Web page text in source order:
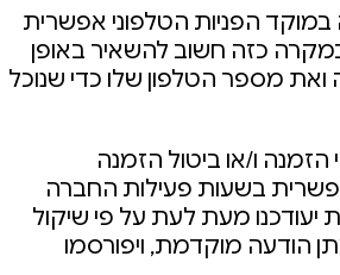
הפניות הטלפוני אפשרית
כזה חשוב להשאיר באופן
ואת מספר הטלפון שלו כדי שנוכל
הזמנה ו/או ביטול הזמנה
בשעות פעילות החברה
יעודכנו מעת לעת על פי שיקול
הודעה מוקדמת, ויפורסמו